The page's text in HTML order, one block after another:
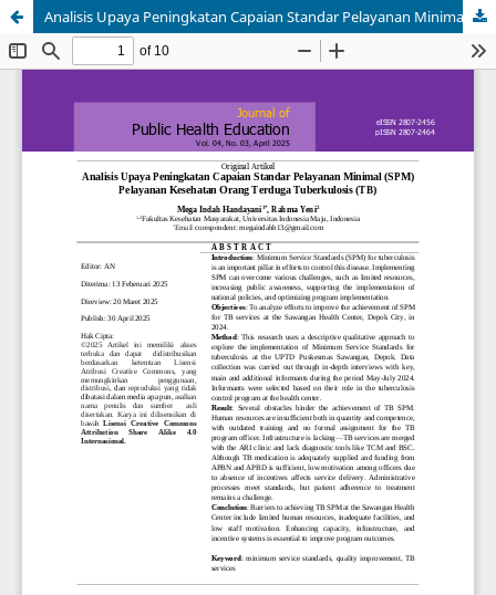
Analisis Upaya Peningkatan Capaian Standar Pelayanan Minimal (SPM) Pelayanan Kesehatan Orang Terduga Tuberkulosis (TB)